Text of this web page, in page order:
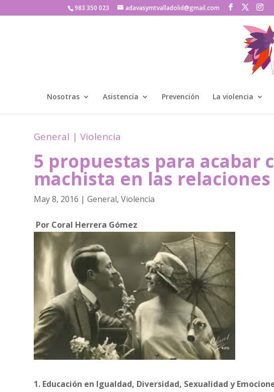
983 350 023 adavasymtvalladolid@gmail.com
Nosotras Asistencia Prevención La violencia
General |Violencia
5 propuestas para acabar
machista en las
May 8, 2016 |General,Violencia
Por Coral Herrera Gómez
1. Educación en Igualdad, Diversidad, Sexualidad y